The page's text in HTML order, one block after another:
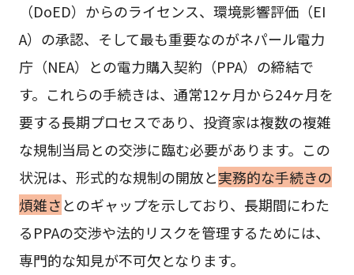
（DoED）からのライセンス、環境影響評価（EI
A）の承認、そして最も重要なのがネパール電力
庁（NEA）との電力購入契約（PPA）の締結で
す。これらの手続きは、通常12ヶ月から24ヶ月を
要する長期プロセスであり、投資家は複数の複雑
な規制当局との交渉に臨む必要があります。この
状況は、形式的な規制の開放と実務的な手続きの
煩雑さとのギャップを示しており、長期間にわた
るPPAの交渉や法的リスクを管理するためには、
専門的な知見が不可欠となります。